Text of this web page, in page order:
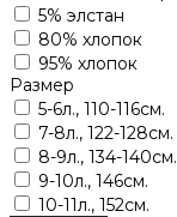
5% элстан
80% хлопок
95% хлопок
Размер
5-6л., 110-116см.
7-8л., 122-128см.
8-9л., 134-140см.
9-10л., 146см.
10-11л., 152см.